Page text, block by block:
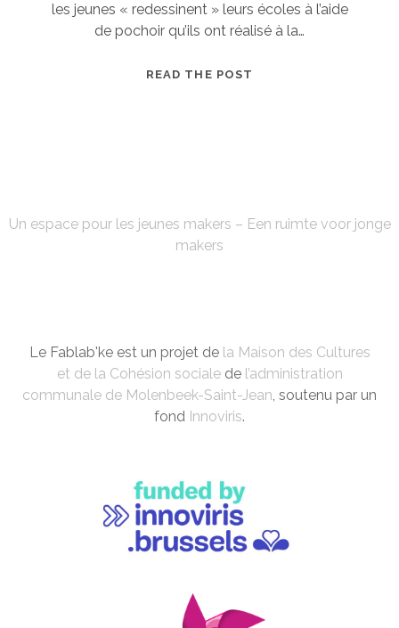
les jeunes « redessinent » leurs écoles à l’aide
de pochoir qu’ils ont réalisé à la…
READ THE POST
Un espace pour les jeunes makers – Een ruimte voor jonge
makers
Le Fablab'ke est un projet de la Maison des Cultures
et de la Cohésion socialede l’administration
communale de Molenbeek-Saint-Jean, soutenu par un
fond Innoviris.